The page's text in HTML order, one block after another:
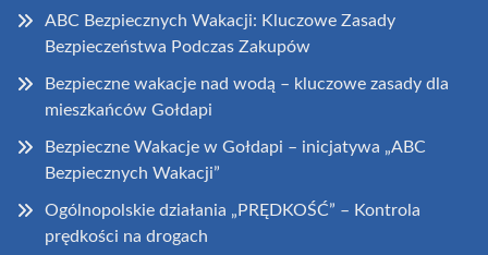
ABC Bezpiecznych Wakacji: Kluczowe Zasady
Bezpieczeństwa Podczas Zakupów
Bezpieczne wakacje nad wodą – kluczowe zasady dla
mieszkańców Gołdapi
Bezpieczne Wakacje w Gołdapi – inicjatywa „ABC
Bezpiecznych Wakacji”
Ogólnopolskie działania „PRĘDKOŚĆ” – Kontrola
prędkości na drogach